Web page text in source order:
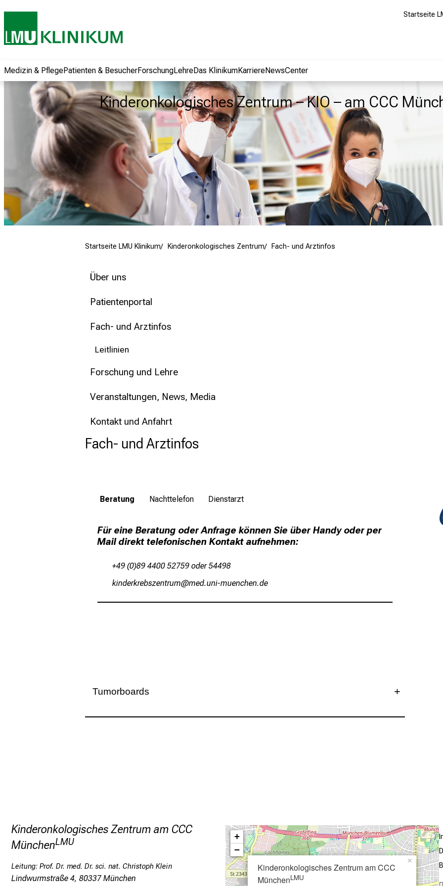
Startseite
Medizin & PflegePatienten & BesucherForschungLehreDas KlinikumKarriereNewsCenter
Kinderonkologisches Zentrum – KIO – am CCC
Startseite LMU Klinikum Kinderonkologisches Zentrum Fach- und Arztinfos
Über uns
Patientenportal
Fach- und Arztinfos
Leitlinien
Forschung und Lehre
Veranstaltungen, News, Media
Kontakt und Anfahrt
Fach- und Arztinfos
Beratung Nachttelefon Dienstarzt
Für eine Beratung oder Anfrage können Sie über Handy oder per
Mail direkt telefonischen Kontakt aufnehmen:
+49 (0)89 4400 52759 oder 54498
olumipopijcßiubpfv
vimsfulGSvfiu,yzniuemi
Tumorboards
Informationen zu
Jobs, Ausbildungen
Weiterbildungen.
Kommen Sie
vorbei, tauschen
Sie sich mit
Kollegen aus und
lassen Sie sich von
der gelebten
Pflegewissenschaft
begeistern – ganz
unverbindlich und
ohne Anmeldung.
mehr Informationen
Kinderonkologisches Zentrum am CCC
MünchenLMU
Leitung: Prof. Dr. med. Dr. sci. nat. Christoph Klein
Lindwurmstraße 4, 80337 München
Kinderonkologisches Zentrum am CCC
MünchenLMU
×
+
−